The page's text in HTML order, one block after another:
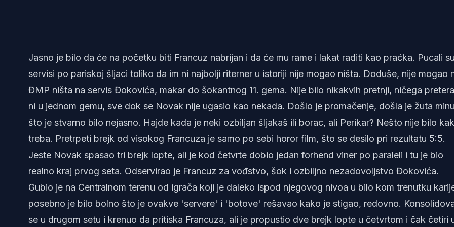
Jasno je bilo da će na početku biti Francuz nabrijan i da će mu rame i lakat raditi kao praćka. Pucali su
servisi po pariskoj šljaci toliko da im ni najbolji riterner u istoriji nije mogao ništa. Doduše, nije mogao
ĐMP ništa na servis Đokovića, makar do šokantnog 11. gema. Nije bilo nikakvih pretnji, ničega
ni u jednom gemu, sve dok se Novak nije ugasio kao nekada. Došlo je promačenje, došla je žuta
što je stvarno bilo nejasno. Hajde kada je neki ozbiljan šljakaš ili borac, ali Perikar? Nešto nije bilo
treba. Pretrpeti brejk od visokog Francuza je samo po sebi horor film, što se desilo pri rezultatu 5:5.
Jeste Novak spasao tri brejk lopte, ali je kod četvrte dobio jedan forhend viner po paraleli i tu je bio
realno kraj prvog seta. Odservirao je Francuz za vođstvo, šok i ozbiljno nezadovoljstvo Đokovića.
Gubio je na Centralnom terenu od igrača koji je daleko ispod njegovog nivoa u bilo kom trenutku
posebno je bilo bolno što je ovakve 'servere' i 'botove' rešavao kako je stigao, redovno.
se u drugom setu i krenuo da pritiska Francuza, ali je propustio dve brejk lopte u četvrtom i čak četiri